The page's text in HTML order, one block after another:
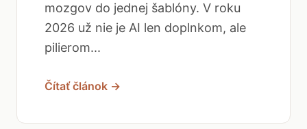
mozgov do jednej šablóny. V roku
2026 už nie je AI len doplnkom, ale
pilierom...
Čítať článok →